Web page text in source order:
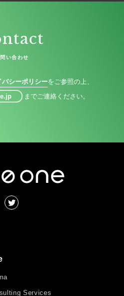
い合わせ
バシーポリシーをご参照の上、
までご連絡ください。
Services